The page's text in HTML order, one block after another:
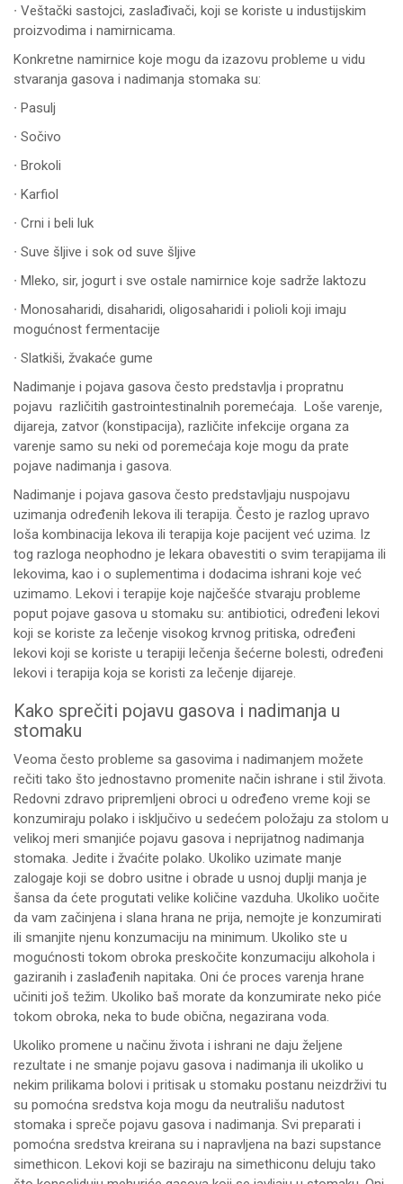
∙ Veštački sastojci, zaslađivači, koji se koriste u industijskim
proizvodima i namirnicama.
Konkretne namirnice koje mogu da izazovu probleme u vidu
stvaranja gasova i nadimanja stomaka su:
∙ Pasulj
∙ Sočivo
∙ Brokoli
∙ Karfiol
∙ Crni i beli luk
∙ Suve šljive i sok od suve šljive
∙ Mleko, sir, jogurt i sve ostale namirnice koje sadrže laktozu
∙ Monosaharidi, disaharidi, oligosaharidi i polioli koji imaju
mogućnost fermentacije
∙ Slatkiši, žvakaće gume
Nadimanje i pojava gasova često predstavlja i propratnu
pojavu različitih gastrointestinalnih poremećaja. Loše varenje,
dijareja, zatvor (konstipacija), različite infekcije organa za
varenje samo su neki od poremećaja koje mogu da prate
pojave nadimanja i gasova.
Nadimanje i pojava gasova često predstavljaju nuspojavu
uzimanja određenih lekova ili terapija. Često je razlog upravo
loša kombinacija lekova ili terapija koje pacijent već uzima. Iz
tog razloga neophodno je lekara obavestiti o svim terapijama ili
lekovima, kao i o suplementima i dodacima ishrani koje već
uzimamo. Lekovi i terapije koje najčešće stvaraju probleme
poput pojave gasova u stomaku su: antibiotici, određeni lekovi
koji se koriste za lečenje visokog krvnog pritiska, određeni
lekovi koji se koriste u terapiji lečenja šećerne bolesti, određeni
lekovi i terapija koja se koristi za lečenje dijareje.
Kako sprečiti pojavu gasova i nadimanja u
stomaku
Veoma često probleme sa gasovima i nadimanjem možete
rečiti tako što jednostavno promenite način ishrane i stil života.
Redovni zdravo pripremljeni obroci u određeno vreme koji se
konzumiraju polako i isključivo u sedećem položaju za stolom u
velikoj meri smanjiće pojavu gasova i neprijatnog nadimanja
stomaka. Jedite i žvaćite polako. Ukoliko uzimate manje
zalogaje koji se dobro usitne i obrade u usnoj duplji manja je
šansa da ćete progutati velike količine vazduha. Ukoliko uočite
da vam začinjena i slana hrana ne prija, nemojte je konzumirati
ili smanjite njenu konzumaciju na minimum. Ukoliko ste u
mogućnosti tokom obroka preskočite konzumaciju alkohola i
gaziranih i zaslađenih napitaka. Oni će proces varenja hrane
učiniti još težim. Ukoliko baš morate da konzumirate neko piće
tokom obroka, neka to bude obična, negazirana voda.
Ukoliko promene u načinu života i ishrani ne daju željene
rezultate i ne smanje pojavu gasova i nadimanja ili ukoliko u
nekim prilikama bolovi i pritisak u stomaku postanu neizdrživi tu
su pomoćna sredstva koja mogu da neutrališu nadutost
stomaka i spreče pojavu gasova i nadimanja. Svi preparati i
pomoćna sredstva kreirana su i napravljena na bazi supstance
simethicon. Lekovi koji se baziraju na simethiconu deluju tako